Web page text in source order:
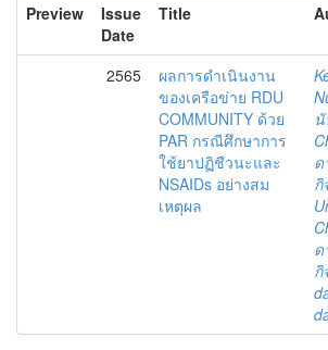
Preview
Issue
Date
Title
2565
ผลการดำเนินงาน
ของเครือข่าย RDU
COMMUNITY ด้วย
PAR กรณีศึกษาการ
ใช้ยาปฏิชีวนะและ
NSAIDs อย่างสม
เหตุผล
กิ
กิ